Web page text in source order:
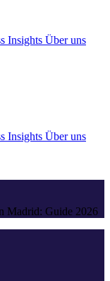
Insights Über uns
Insights Über uns
Madrid: Guide 2026